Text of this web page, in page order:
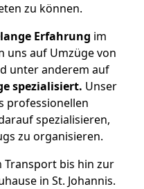
zu können.
Erfahrung im
uns auf Umzüge von
unter anderem auf
spezialisiert. Unser
professionellen
spezialisieren,
zu organisieren.
Transport bis hin zur
in St. Johannis.